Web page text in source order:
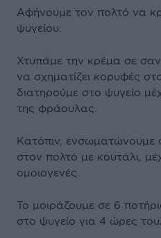
Αφήνουμε τον πολτό να
ψυγείου.
Χτυπάμε την κρέμα σε
να σχηματίζει κορυφές
διατηρούμε στο ψυγείο
της φράουλας.
Κατόπιν, ενσωματώνουμε
στον πολτό με κουτάλι,
ομοιογενές.
Το μοιράζουμε σε 6
στο ψυγείο για 4 ώρες